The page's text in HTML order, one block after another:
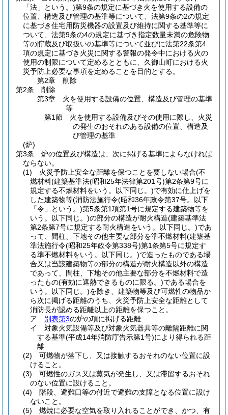
「法」という。)第9条の規定に基づき火を使用する設備の
位置、構造及び管理の基準等について、法第9条の2の規定
に基づき住宅用防災機器の設置及び維持に関する基準等に
ついて、法第9条の4の規定に基づき指定数量未満の危険物
等の貯蔵及び取扱いの基準等について並びに法第22条第4
項の規定に基づき火災に関する警報の発令中における火の
使用の制限について定めるとともに、久御山町における火
災予防上必要な事項を定めることを目的とする。
第2章
削除
第2条
削除
第3章
火を使用する設備の位置、構造及び管理の基準
等
第1節
火を使用する設備及びその使用に際し、火災
の発生のおそれのある設備の位置、構造及
び管理の基準
(炉)
第3条
炉の位置及び構造は、次に掲げる基準によらなければ
ならない。
(1)
火災予防上安全な距離を保つことを要しない場合(不
燃材料(建築基準法(昭和25年法律第201号)第2条第9号に
規定する不燃材料をいう。以下同じ。)で有効に仕上げを
した建築物等(消防法施行令(昭和36年政令第37号。以下
「令」という。)第5条第1項第1号に規定する建築物等を
いう。以下同じ。)の部分の構造が耐火構造(建築基準法
第2条第7号に規定する耐火構造をいう。以下同じ。)であ
って、間柱、下地その他主要な部分を準不燃材料(建築基
準法施行令(昭和25年政令第338号)第1条第5号に規定す
る準不燃材料をいう。以下同じ。)で造ったものである場
合又は当該建築物等の部分の構造が耐火構造以外の構造
であって、間柱、下地その他主要な部分を不燃材料で造
ったもの(有効に遮熱できるものに限る。)である場合を
いう。以下同じ。)を除き、建築物等及び可燃性の物品か
ら次に掲げる距離のうち、火災予防上安全な距離として
消防長が認める距離以上の距離を保つこと。
ア
別表第3の炉の項に掲げる距離
イ
対象火気設備等及び対象火気器具等の離隔距離に関
する基準(平成14年消防庁告示第1号)により得られる距
離
(2)
可燃物が落下し、又は接触するおそれのない位置に設
けること。
(3)
可燃性のガス又は蒸気が発生し、又は滞留するおそれ
のない位置に設けること。
(4)
階段、避難口等の付近で避難の支障となる位置に設け
ないこと。
(5)
燃焼に必要な空気を取り入れることができ、かつ、有